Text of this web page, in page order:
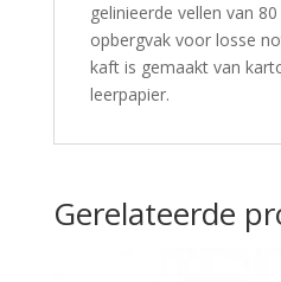
gelinieerde vellen van
opbergvak voor losse
kaft is gemaakt van
leerpapier.
Gerelateerde